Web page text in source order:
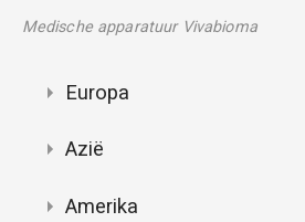
Medische apparatuur Vivabioma
Europa
Azië
Amerika